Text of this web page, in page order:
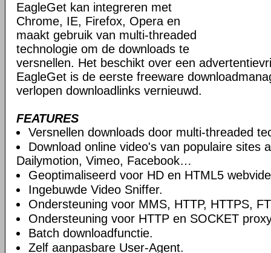
EagleGet kan integreren met
Chrome, IE, Firefox, Opera en
maakt gebruik van multi-threaded
technologie om de downloads te
versnellen. Het beschikt over een
EagleGet is de eerste freeware
verlopen downloadlinks vernieuwd.
FEATURES
Versnellen downloads door multi-threaded
Download online video's van populaire sites
Dailymotion, Vimeo, Facebook…
Geoptimaliseerd voor HD en HTML5
Ingebuwde Video Sniffer.
Ondersteuning voor MMS, HTTP, HTTPS,
Ondersteuning voor HTTP en SOCKET
Batch downloadfunctie.
Zelf aanpasbare User-Agent.